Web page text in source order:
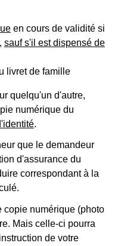
en cours de validité si
sauf s'il est dispensé de
livret de famille
quelqu'un d'autre,
numérique du
.
que le demandeur
d'assurance du
correspondant à la
copie numérique (photo
Mais celle-ci pourra
de votre